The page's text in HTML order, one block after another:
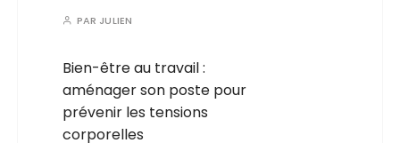
PAR JULIEN
Bien-être au travail :
aménager son poste pour
prévenir les tensions
corporelles